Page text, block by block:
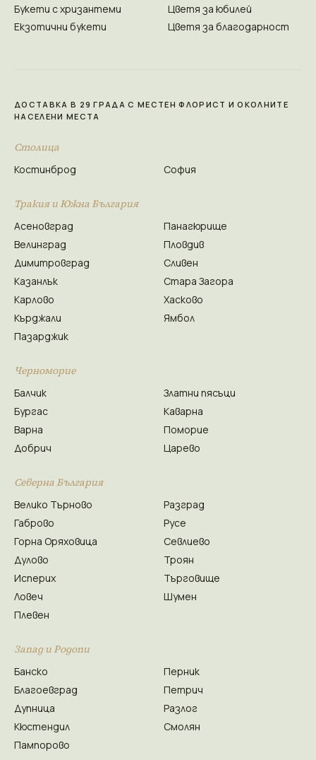
Букети с хризантеми
Екзотични букети
Цветя за юбилей
Цветя за благодарност
ДОСТАВКА В 29 ГРАДА С МЕСТЕН ФЛОРИСТ И ОКОЛНИТЕ
НАСЕЛЕНИ МЕСТА
Столица
Костинброд София
Тракия и Южна България
Асеновград
Велинград
Димитровград
Казанлък
Карлово
Кърджали
Пазарджик
Панагюрище
Пловдив
Сливен
Стара Загора
Хасково
Ямбол
Черноморие
Балчик
Бургас
Варна
Добрич
Златни пясъци
Каварна
Поморие
Царево
Северна България
Велико Търново
Габрово
Горна Оряховица
Дулово
Исперих
Ловеч
Плевен
Разград
Русе
Севлиево
Троян
Търговище
Шумен
Запад и Родопи
Банско
Благоевград
Дупница
Кюстендил
Пампорово
Перник
Петрич
Разлог
Смолян